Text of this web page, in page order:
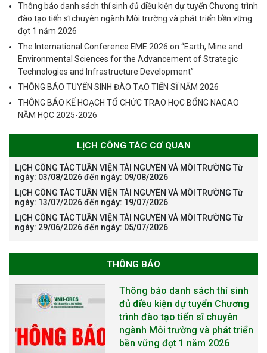
Thông báo danh sách thí sinh đủ điều kiện dự tuyển Chương trình
đào tạo tiến sĩ chuyên ngành Môi trường và phát triển bền vững
đợt 1 năm 2026
The International Conference EME 2026 on “Earth, Mine and
Environmental Sciences for the Advancement of Strategic
Technologies and Infrastructure Development”
THÔNG BÁO TUYỂN SINH ĐÀO TẠO TIẾN SĨ NĂM 2026
THÔNG BÁO KẾ HOẠCH TỔ CHỨC TRAO HỌC BỔNG NAGAO
NĂM HỌC 2025-2026
LỊCH CÔNG TÁC CƠ QUAN
LỊCH CÔNG TÁC TUẦN VIỆN TÀI NGUYÊN VÀ MÔI TRƯỜNG Từ
ngày: 03/08/2026 đến ngày: 09/08/2026
LỊCH CÔNG TÁC TUẦN VIỆN TÀI NGUYÊN VÀ MÔI TRƯỜNG Từ
ngày: 13/07/2026 đến ngày: 19/07/2026
LỊCH CÔNG TÁC TUẦN VIỆN TÀI NGUYÊN VÀ MÔI TRƯỜNG Từ
ngày: 29/06/2026 đến ngày: 05/07/2026
THÔNG BÁO
The International Conference
EME 2026 on “Earth, Mine and
Environmental Sciences for the
Advancement of Strategic
Technologies and